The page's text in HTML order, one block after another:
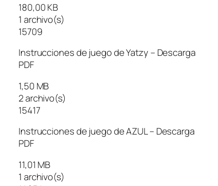
180,00 KB
1 archivo(s)
15709
Instrucciones de juego de Yatzy – Descarga
PDF
1,50 MB
2 archivo(s)
15417
Instrucciones de juego de AZUL – Descarga
PDF
11,01 MB
1 archivo(s)